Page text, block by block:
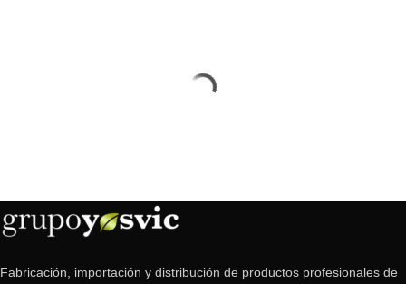
Fabricación, importación y distribución de productos profesionales de